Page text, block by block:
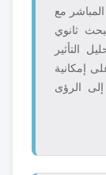
المباشر مع
ثانوي
التأثير
إمكانية
إلى الرؤى